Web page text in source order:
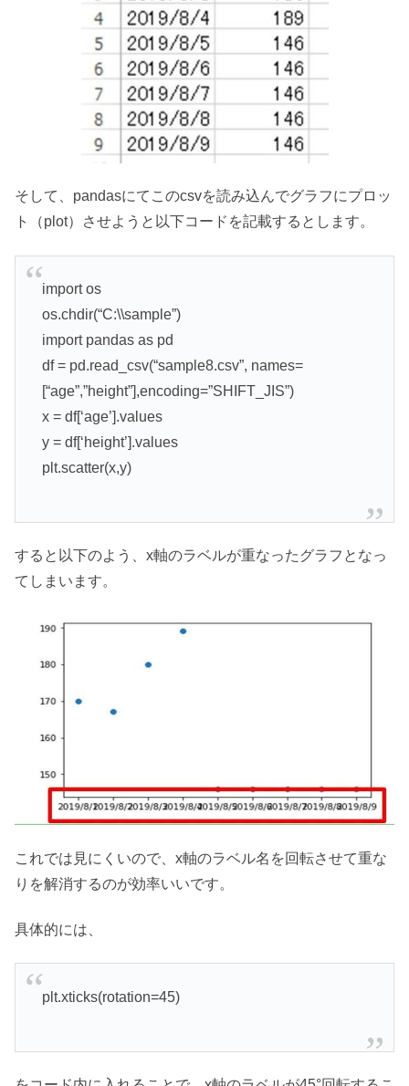
そして、pandasにてこのcsvを読み込んでグラフにプロッ
ト（plot）させようと以下コードを記載するとします。
import os
os.chdir(“C:\\sample”)
import pandas as pd
df = pd.read_csv(“sample8.csv”, names=
[“age”,”height”],encoding=”SHIFT_JIS”)
x = df[‘age’].values
y = df[‘height’].values
plt.scatter(x,y)
すると以下のよう、x軸のラベルが重なったグラフとなっ
てしまいます。
これでは見にくいので、x軸のラベル名を回転させて重な
りを解消するのが効率いいです。
具体的には、
plt.xticks(rotation=45)